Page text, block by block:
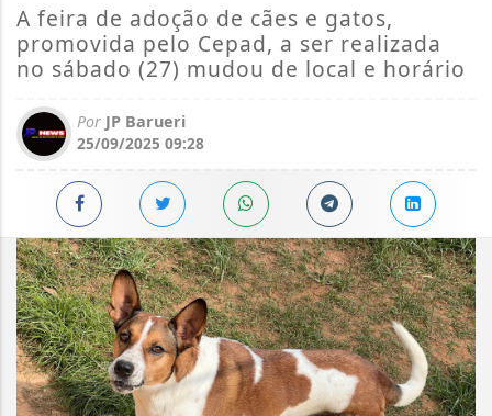
A feira de adoção de cães e gatos,
promovida pelo Cepad, a ser realizada
no sábado (27) mudou de local e horário
Por JP Barueri
25/09/2025 09:28